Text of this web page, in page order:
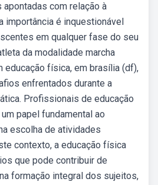
apontadas com relação à
importância é inquestionável
em qualquer fase do seu
da modalidade marcha
educação física, em brasília (df),
enfrentados durante a
Profissionais de educação
papel fundamental ao
escolha de atividades
contexto, a educação física
que pode contribuir de
formação integral dos sujeitos,